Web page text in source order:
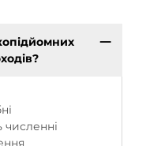
численні